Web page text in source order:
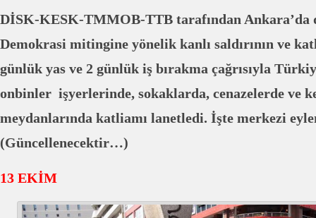
DİSK-KESK-TMMOB-TTB tarafından Ankara’da
Demokrasi mitingine yönelik kanlı saldırının ve
günlük yas ve 2 günlük iş bırakma çağrısıyla
onbinler işyerlerinde, sokaklarda, cenazelerde ve
meydanlarında katliamı lanetledi. İşte merkezi
(Güncellenecektir…)
13 EKİM